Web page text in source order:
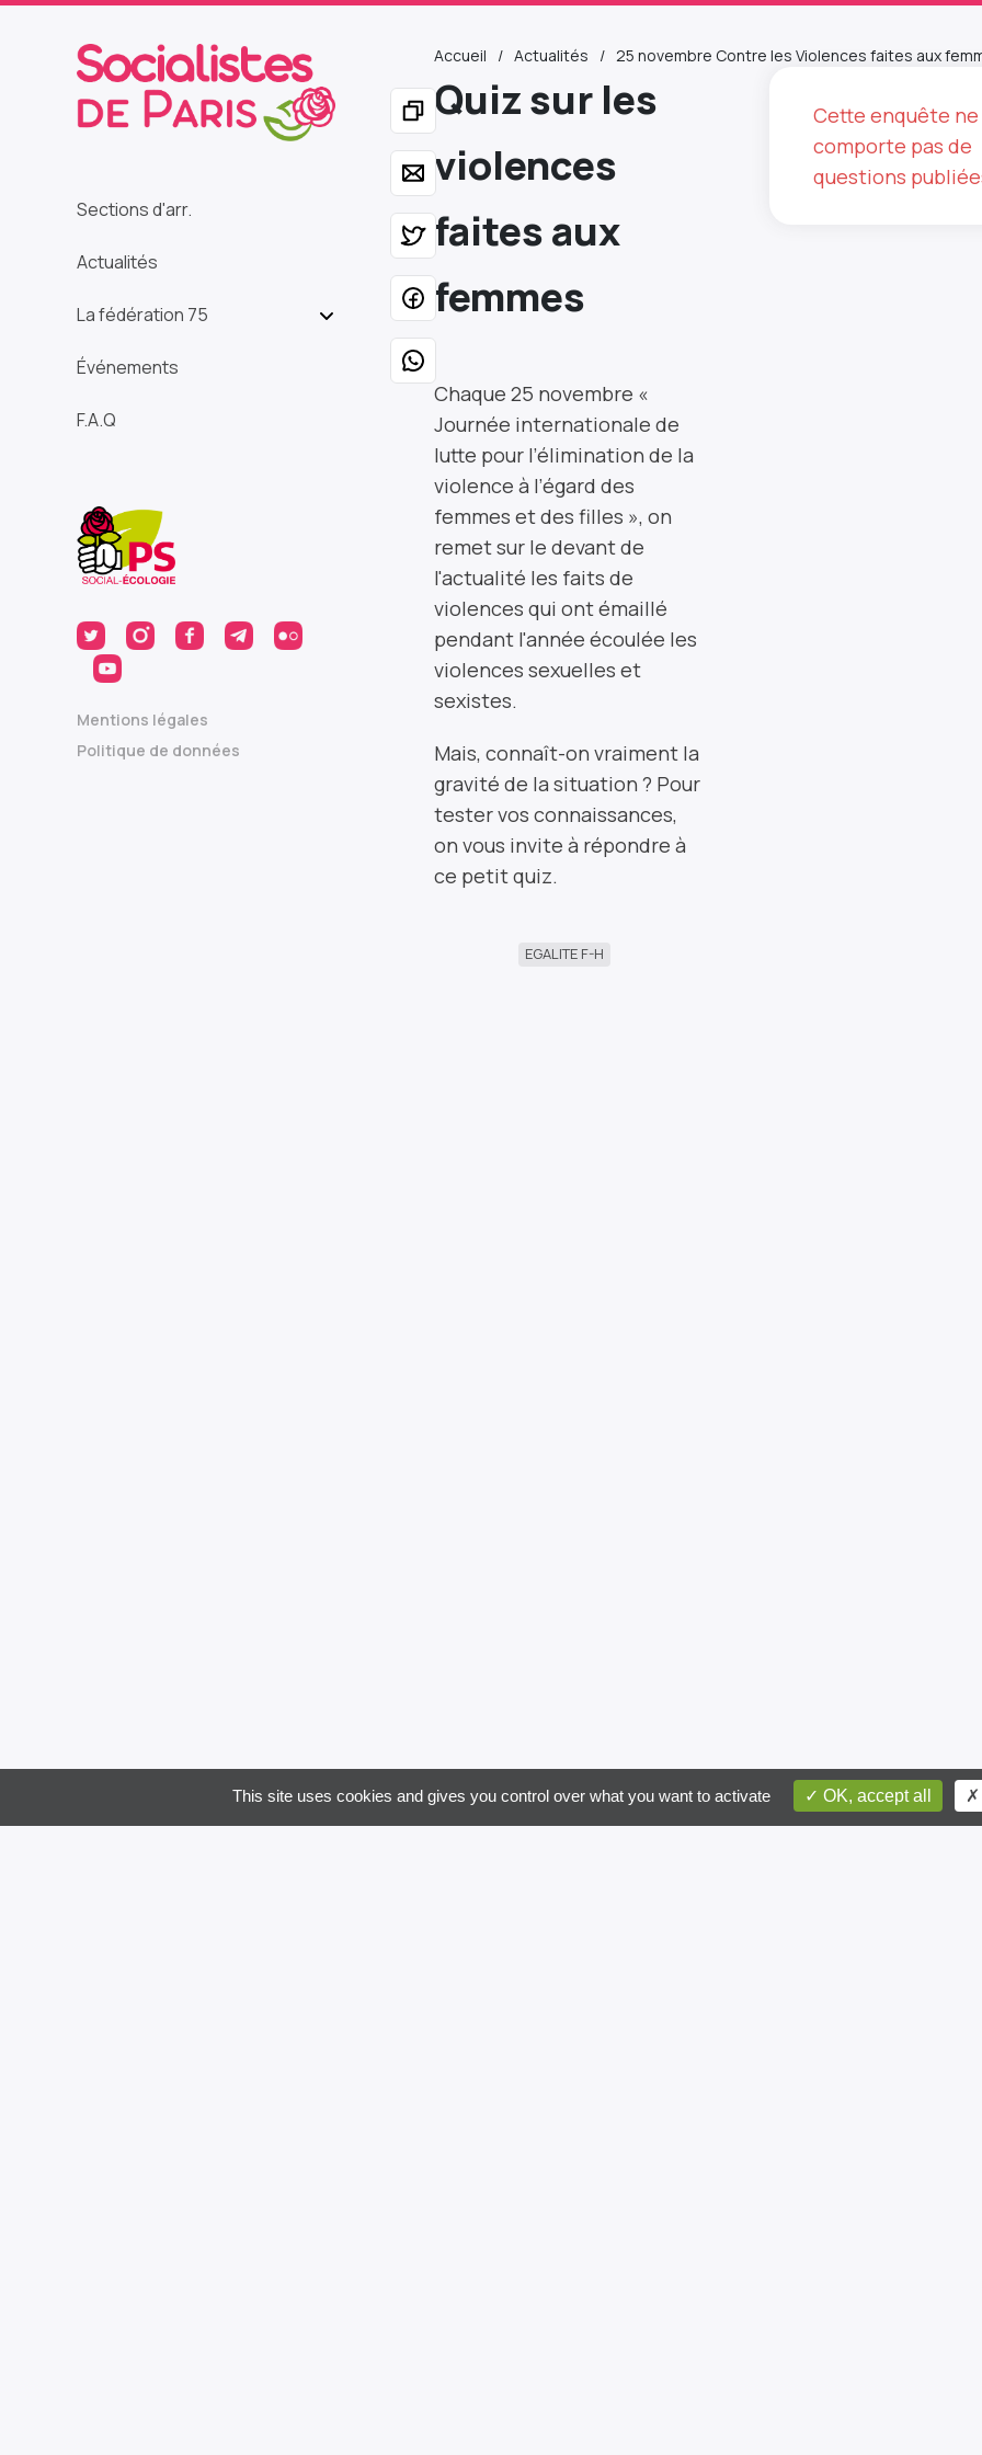
Sections d'arr.
Actualités
La fédération 75
Événements
F.A.Q
Mentions légales
Politique de données
Accueil Actualités 25 novembre Contre les Violences faites aux
Quiz sur les
violences
faites aux
femmes
Chaque 25 novembre «
Journée internationale de
lutte pour l’élimination de la
violence à l’égard des
femmes et des filles », on
remet sur le devant de
l'actualité les faits de
violences qui ont émaillé
pendant l'année écoulée les
violences sexuelles et
sexistes.
Mais, connaît-on vraiment la
gravité de la situation ? Pour
tester vos connaissances,
on vous invite à répondre à
ce petit quiz.
Cette enquête ne
comporte pas de
questions
EGALITE F-H
This site uses cookies and gives you control over what you want to activate OK, accept all